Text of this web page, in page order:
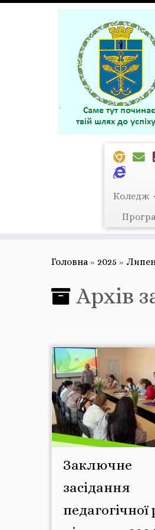
Перейти
Коледж
Головна » 2025 »
Архів
Заключне
засідання
педагогічної